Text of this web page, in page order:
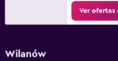
Ver ofertas
Wilanów